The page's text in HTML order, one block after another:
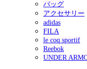
バッグ
アクセサリー
adidas
FILA
le coq sportif
Reebok
UNDER